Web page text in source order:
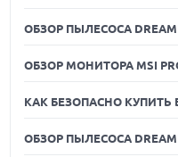
ОБЗОР ПЫЛЕСОСА DREAME
ОБЗОР МОНИТОРА MSI
КАК БЕЗОПАСНО КУПИТЬ
ОБЗОР ПЫЛЕСОСА DREAME
06.08.2026